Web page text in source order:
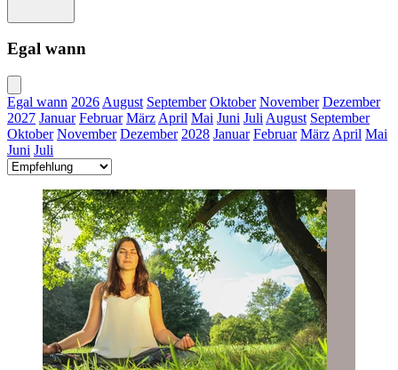
Egal wann
Egal wann 2026 August September Oktober November Dezember
2027 Januar Februar März April Mai Juni Juli August September
Oktober November Dezember 2028 Januar Februar März April Mai
Juni Juli